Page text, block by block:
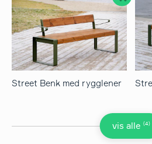
vis alle (4)
Street Benk med rygglener